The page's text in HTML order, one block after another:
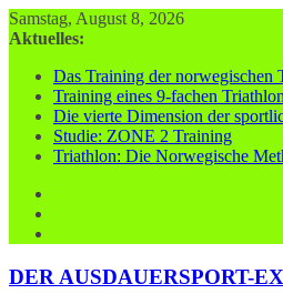
Zum
Inhalt
Samstag, August 8, 2026
Aktuelles:
Das Training der norwegischen
Training eines 9-fachen
Die vierte Dimension der
Studie: ZONE 2 Training
Triathlon: Die Norwegische
DER AUSDAUERSPORT-